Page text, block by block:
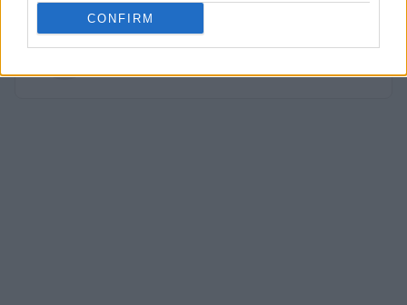
CONFIRM
Consejo editorial